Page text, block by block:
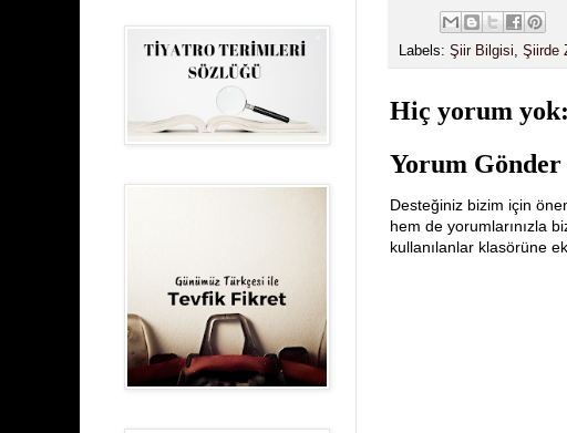
Labels: Şiir Bilgisi, Şiirde
Hiç yorum yok:
Yorum Gönder
Desteğiniz bizim için
hem de yorumlarınızla
kullanılanlar klasörüne